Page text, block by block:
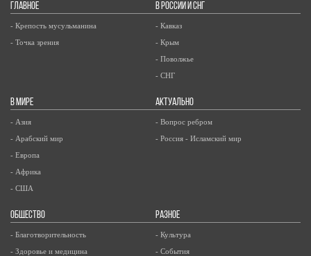
ГЛАВНОЕ
- Крепость мусульманина
- Точка зрения
В РОССИИ И СНГ
- Кавказ
- Крым
- Поволжье
- СНГ
В МИРЕ
- Азия
- Арабский мир
- Европа
- Африка
- США
АКТУАЛЬНО
- Вопрос ребром
- Россия - Исламский мир
ОБЩЕСТВО
- Благотворительность
- Здоровье и медицина
РАЗНОЕ
- Культура
- События